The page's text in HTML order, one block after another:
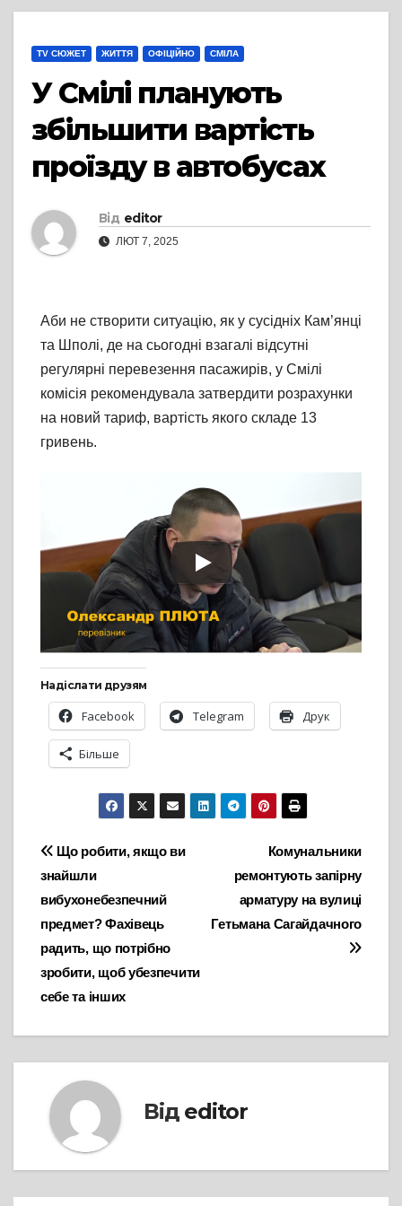
TV СЮЖЕТ ЖИТТЯ ОФІЦІЙНО СМІЛА
У Смілі планують
збільшити вартість
проїзду в автобусах
Від editor
ЛЮТ 7, 2025
Аби не створити ситуацію, як у сусідніх Кам’янці
та Шполі, де на сьогодні взагалі відсутні
регулярні перевезення пасажирів, у Смілі
комісія рекомендувала затвердити розрахунки
на новий тариф, вартість якого складе 13
гривень.
Надіслати друзям
Facebook Telegram Друк
Більше
Навігація
записів
Комунальники
ремонтують запірну
арматуру на вулиці
Гетьмана Сагайдачного
Що робити, якщо ви
знайшли
вибухонебезпечний
предмет? Фахівець
радить, що потрібно
зробити, щоб убезпечити
себе та інших
Від editor